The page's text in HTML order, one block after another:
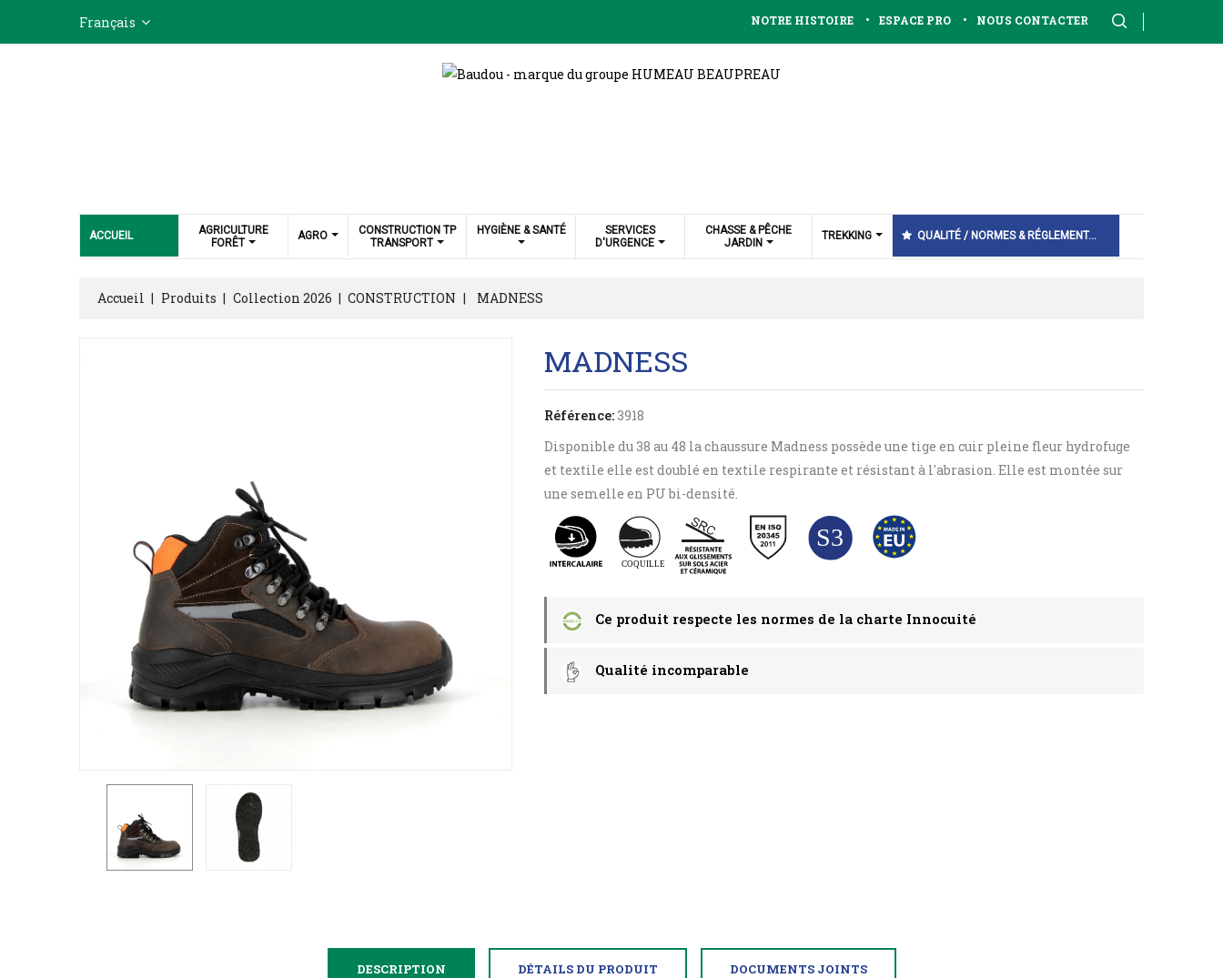
Français NOTRE HISTOIRE • ESPACE PRO • NOUS CONTACTER
ACCUEIL
AGRICULTURE
FORÊT
AGRO
CONSTRUCTION TP
TRANSPORT
HYGIÈNE & SANTÉ
SERVICES
D'URGENCE
CHASSE & PÊCHE
JARDIN
TREKKING QUALITÉ / NORMES & RÉGLEMENT…
Accueil Produits Collection 2026 CONSTRUCTION MADNESS
MADNESS
Référence:3918
Disponible du 38 au 48 la chaussure Madness possède une tige en cuir pleine fleur hydrofuge
et textile elle est doublé en textile respirante et résistant à l'abrasion. Elle est montée sur
une semelle en PU bi-densité.
Ce produit respecte les normes de la charte Innocuité
Qualité incomparable
DESCRIPTION DÉTAILS DU PRODUIT DOCUMENTS JOINTS